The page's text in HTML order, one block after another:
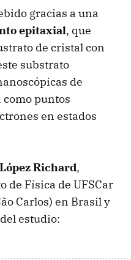
gracias a una
epitaxial, que
de cristal con
substrato
de
puntos
en estados
Richard,
de Física de UFSCar
Carlos) en Brasil y
estudio: